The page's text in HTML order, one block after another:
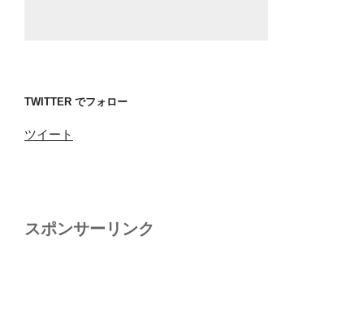
TWITTER でフォロー
ツイート
スポンサーリンク